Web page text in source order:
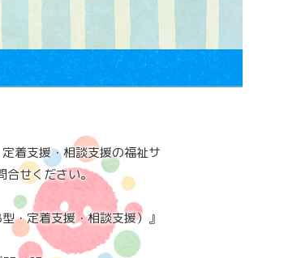
着支援・相談支援の福祉サ
合せください。
・定着支援・相談支援）』